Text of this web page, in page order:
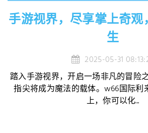
手游视界，尽享掌上奇观
生
2025-05-31
踏入手游视界，开启一场非凡的冒险
指尖将成为魔法的载体。w66国际利
上，你可以化...